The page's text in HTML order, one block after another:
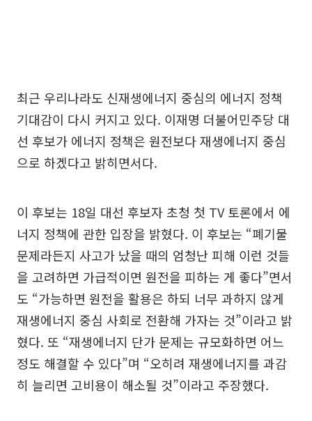
최근 우리나라도 신재생에너지 중심의 에너지 정책
기대감이 다시 커지고 있다. 이재명 더불어민주당 대
선 후보가 에너지 정책은 원전보다 재생에너지 중심
으로 하겠다고 밝히면서다.
이 후보는 18일 대선 후보자 초청 첫 TV 토론에서 에
너지 정책에 관한 입장을 밝혔다. 이 후보는 “폐기물
문제라든지 사고가 났을 때의 엄청난 피해 이런 것들
을 고려하면 가급적이면 원전을 피하는 게 좋다”면서
도 “가능하면 원전을 활용은 하되 너무 과하지 않게
재생에너지 중심 사회로 전환해 가자는 것”이라고 밝
혔다. 또 “재생에너지 단가 문제는 규모화하면 어느
정도 해결할 수 있다”며 “오히려 재생에너지를 과감
히 늘리면 고비용이 해소될 것”이라고 주장했다.